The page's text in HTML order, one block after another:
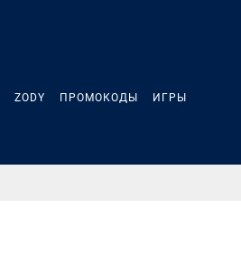
ZODY ПРОМОКОДЫ ИГРЫ